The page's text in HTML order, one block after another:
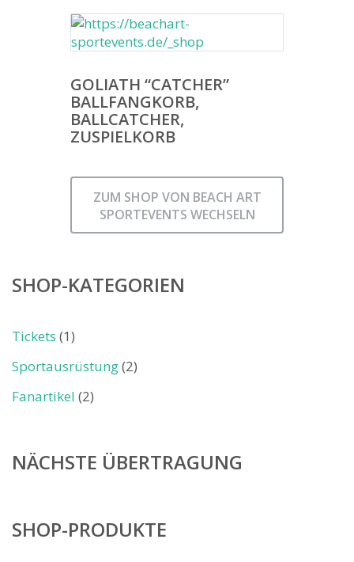
GOLIATH “CATCHER”
BALLFANGKORB,
BALLCATCHER,
ZUSPIELKORB
ZUM SHOP VON BEACH ART
SPORTEVENTS WECHSELN
SHOP-KATEGORIEN
Tickets (1)
Sportausrüstung(2)
Fanartikel (2)
NÄCHSTE ÜBERTRAGUNG
SHOP-PRODUKTE